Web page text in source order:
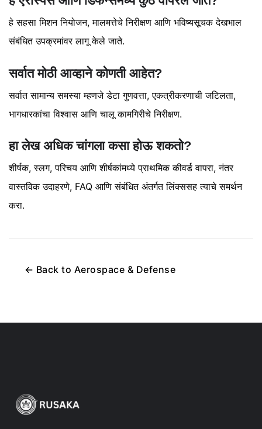
हे सहसा मिशन नियोजन, मालमत्तेचे निरीक्षण आणि भविष्यसूचक देखभाल
संबंधित उपक्रमांवर लागू केले जाते.
सर्वात मोठी आव्हाने कोणती आहेत?
सर्वात सामान्य समस्या म्हणजे डेटा गुणवत्ता, एकत्रीकरणाची जटिलता,
भागधारकांचा विश्वास आणि चालू कामगिरीचे निरीक्षण.
हा लेख अधिक चांगला कसा होऊ शकतो?
शीर्षक, स्लग, परिचय आणि शीर्षकांमध्ये प्राथमिक कीवर्ड वापरा, नंतर
वास्तविक उदाहरणे, FAQ आणि संबंधित अंतर्गत लिंक्ससह त्याचे समर्थन
करा.
← Back to Aerospace & Defense